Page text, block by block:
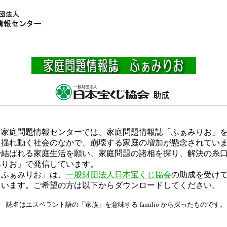
問題情報センターでは、家庭問題情報誌「ふぁみりお」
動く社会のなかで、崩壊する家庭の増加が懸念されてい
ばれる家庭生活を願い、家庭問題の諸相を探り、解決の糸
お」で発信しています。
ぁみりお」は、 一般財団法人日本宝くじ協会の助成を受け
ます。ご希望の方は以下からダウンロードしてください。
誌名はエスペラント語の「家族」を意味する familio から採ったものです。